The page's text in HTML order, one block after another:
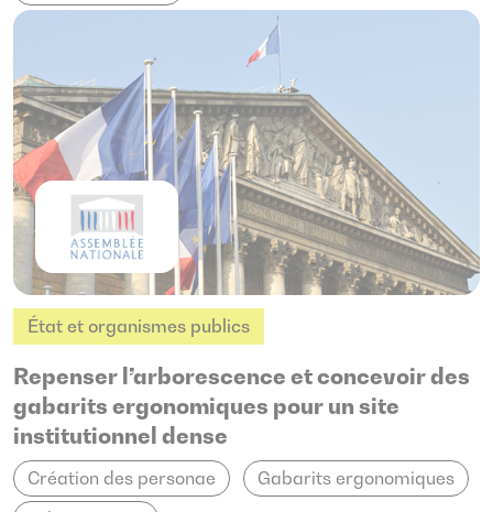
État et organismes publics
Repenser l’arborescence et concevoir des
gabarits ergonomiques pour un site
institutionnel dense
Création des personae
Gabarits ergonomiques